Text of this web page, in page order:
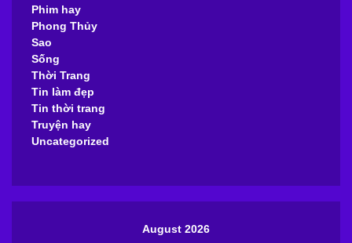
Phim hay
Phong Thủy
Sao
Sống
Thời Trang
Tin làm đẹp
Tin thời trang
Truyện hay
Uncategorized
August 2026